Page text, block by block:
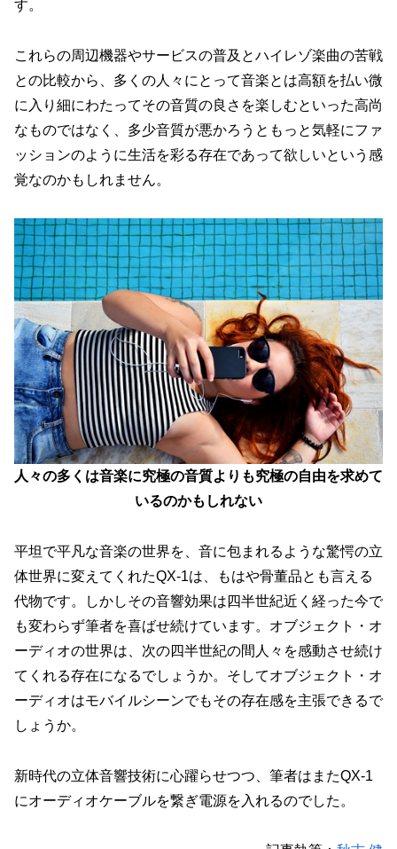
す。
これらの周辺機器やサービスの普及とハイレゾ楽曲の苦戦
との比較から、多くの人々にとって音楽とは高額を払い微
に入り細にわたってその音質の良さを楽しむといった高尚
なものではなく、多少音質が悪かろうともっと気軽にファ
ッションのように生活を彩る存在であって欲しいという感
覚なのかもしれません。
人々の多くは音楽に究極の音質よりも究極の自由を求めて
いるのかもしれない
平坦で平凡な音楽の世界を、音に包まれるような驚愕の立
体世界に変えてくれたQX-1は、もはや骨董品とも言える
代物です。しかしその音響効果は四半世紀近く経った今で
も変わらず筆者を喜ばせ続けています。オブジェクト・オ
ーディオの世界は、次の四半世紀の間人々を感動させ続け
てくれる存在になるでしょうか。そしてオブジェクト・オ
ーディオはモバイルシーンでもその存在感を主張できるで
しょうか。
新時代の立体音響技術に心躍らせつつ、筆者はまたQX-1
にオーディオケーブルを繋ぎ電源を入れるのでした。